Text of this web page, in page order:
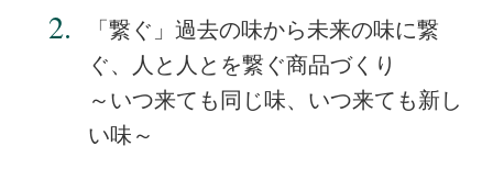
「繋ぐ」過去の味から未来の味に繋
ぐ、人と人とを繋ぐ商品づくり
～いつ来ても同じ味、いつ来ても新し
い味～